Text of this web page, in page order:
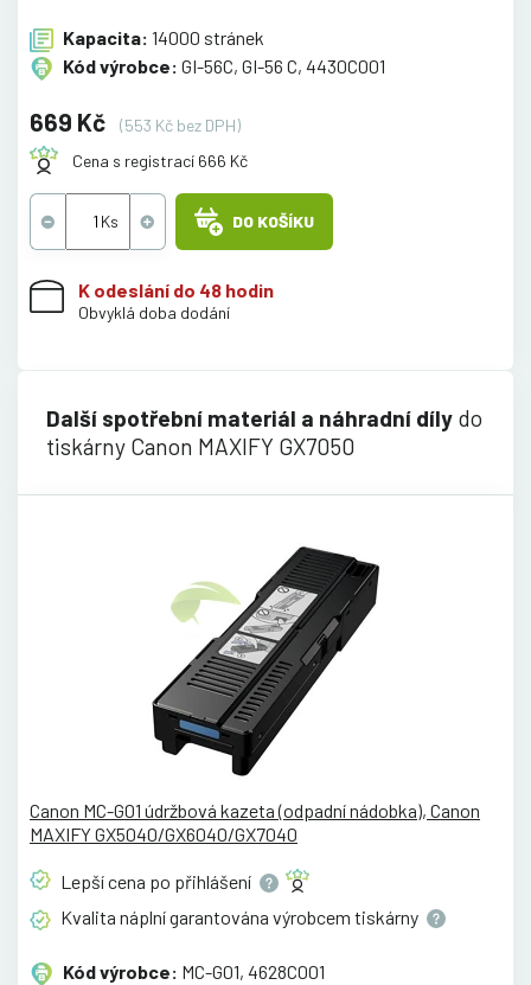
Kapacita: 14000 stránek
Kód výrobce: GI-56C, GI-56 C, 4430C001
669 Kč
(553 Kč bez DPH)
Cena s registrací 666 Kč
DO KOŠÍKU
K odeslání do 48 hodin
Obvyklá doba dodání
Další spotřební materiál a náhradní díly do
tiskárny Canon MAXIFY GX7050
Canon MC-G01 údržbová kazeta (odpadní nádobka), Canon
MAXIFY GX5040/GX6040/GX7040
Lepší cena po přihlášení
Kvalita náplní garantována výrobcem tiskárny
Kód výrobce: MC-G01, 4628C001